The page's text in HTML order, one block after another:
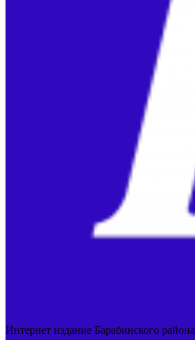
Интернет издание Барабинского района